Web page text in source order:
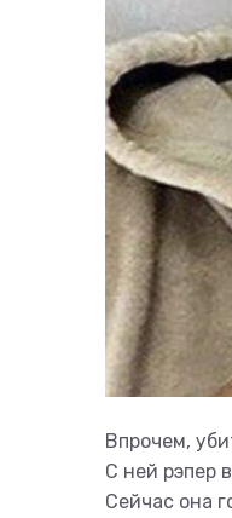
Впрочем,
С ней рэпер
Сейчас она